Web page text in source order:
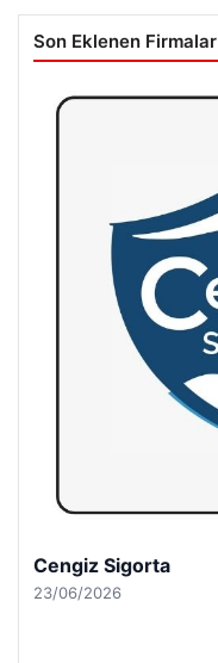
Son Eklenen Firmalar
Hastaş Beton
26/05/2026